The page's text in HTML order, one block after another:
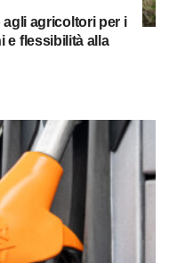
agricoltori per i
e flessibilità alla